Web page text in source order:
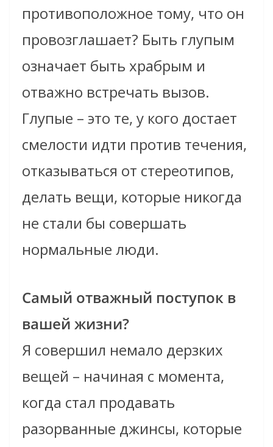
противоположное тому, что он
провозглашает? Быть глупым
означает быть храбрым и
отважно встречать вызов.
Глупые – это те, у кого достает
смелости идти против течения,
отказываться от стереотипов,
делать вещи, которые никогда
не стали бы совершать
нормальные люди.
Самый отважный поступок в
вашей жизни?
Я совершил немало дерзких
вещей – начиная с момента,
когда стал продавать
разорванные джинсы, которые